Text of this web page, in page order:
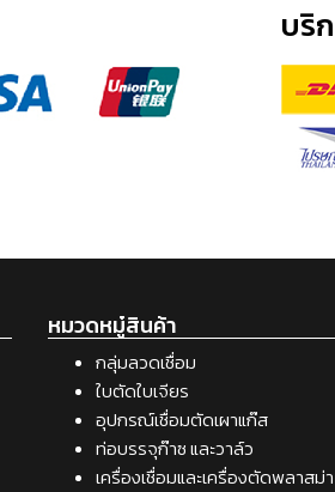
บริ
หมวดหมู๋สินค้า
กลุ่มลวดเชื่อม
ใบตัดใบเจียร
อุปกรณ์เชื่อมตัดเผาแก๊ส
ท่อบรรจุก๊าซ และวาล์ว
เครื่องเชื่อมและเครื่องตัดพลาสม่า